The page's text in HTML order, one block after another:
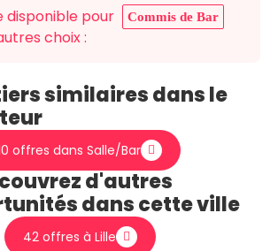
disponible pour Commis de Bar
choix :
similaires dans le
offres dans Salle/Bar
d'autres
dans cette ville
42 offres à Lille